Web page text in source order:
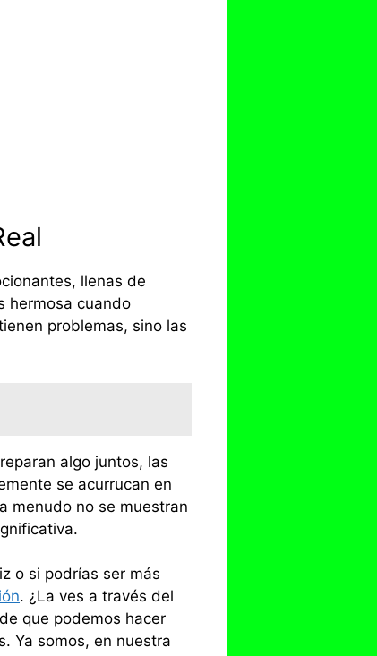
llenas de
hermosa cuando
problemas, sino las
algo juntos, las
se acurrucan en
menudo no se muestran
o si podrías ser más
. ¿La ves a través del
que podemos hacer
Ya somos, en nuestra